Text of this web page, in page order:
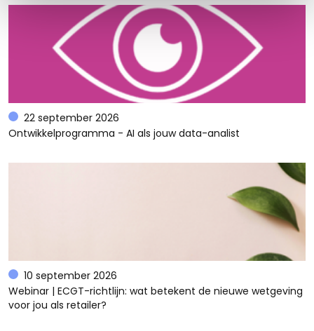
22 september 2026
Ontwikkelprogramma - AI als jouw data-analist
10 september 2026
Webinar | ECGT-richtlijn: wat betekent de nieuwe wetgeving
voor jou als retailer?